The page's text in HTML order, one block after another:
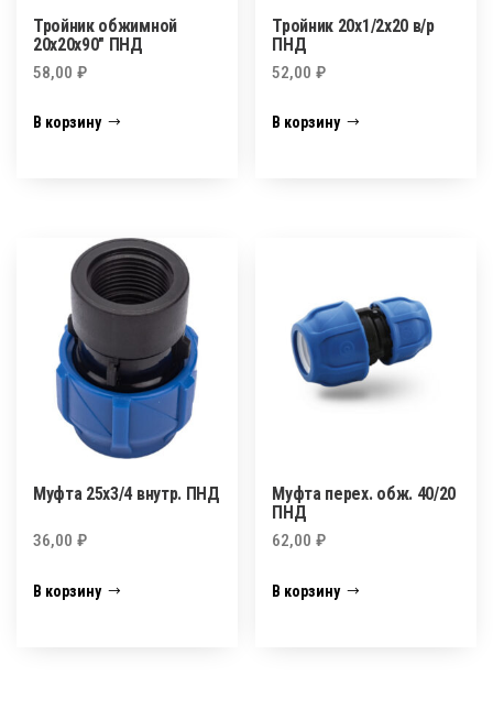
Тройник обжимной
20х20х90″ ПНД
58,00 ₽
В корзину
Тройник 20х1/2х20 в/р
ПНД
52,00₽
В корзину
Муфта 25х3/4 внутр. ПНД
36,00 ₽
В корзину
Муфта перех. обж. 40/20
ПНД
62,00₽
В корзину